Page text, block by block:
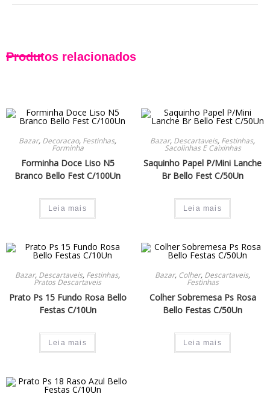
Produtos relacionados
Bazar, Decoracao, Festinhas,
Forminha
Forminha Doce Liso N5
Branco Bello Fest C/100Un
Leia mais
Bazar, Descartaveis, Festinhas,
Sacolinhas E Caixinhas
Saquinho Papel P/Mini Lanche
Br Bello Fest C/50Un
Leia mais
Bazar, Descartaveis, Festinhas,
Pratos Descartaveis
Prato Ps 15 Fundo Rosa Bello
Festas C/10Un
Leia mais
Bazar, Colher, Descartaveis,
Festinhas
Colher Sobremesa Ps Rosa
Bello Festas C/50Un
Leia mais